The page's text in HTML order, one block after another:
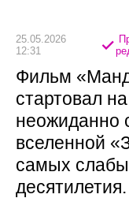
25.05.2026
12:31
Фильм
стартовал
неожиданно
вселенной
самых
десятилетия.